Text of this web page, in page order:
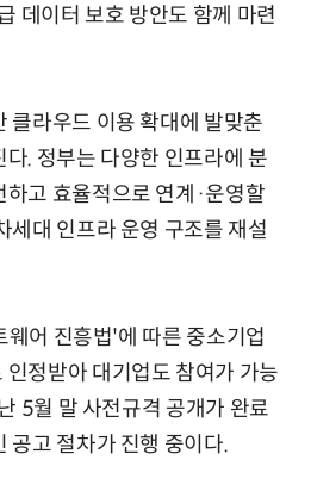
데이터 보호 방안도 함께 마련
클라우드 이용 확대에 발맞춘
. 정부는 다양한 인프라에 분
고 효율적으로 연계·운영할
세대 인프라 운영 구조를 재설
웨어 진흥법'에 따른 중소기업
정받아 대기업도 참여가 가능
5월 말 사전규격 공개가 완료
공고 절차가 진행 중이다.